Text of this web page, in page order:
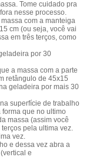
Tome cuidado pra
nesse processo.
com a manteiga
cm (ou seja, você vai
em três terços, como
por 30
a massa com a parte
retângulo de 45x15
geladeira por mais 30
superfície de trabalho
que no ultimo
massa (assim você
pela ultima vez.
vez.
e dessa vez abra a
e